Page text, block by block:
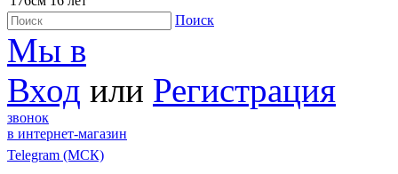
Поиск
Мы в
Вход или Регистрация
звонок
в интернет-магазин
Telegram (МСК)